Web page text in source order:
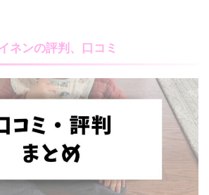
ネンの評判、口コミ